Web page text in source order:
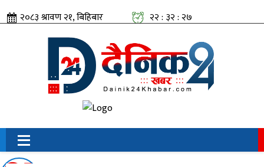
२०८३ श्रावण २१, बिहिबार
२२ : ३२ : २७
सामाजिक संजालतिर: